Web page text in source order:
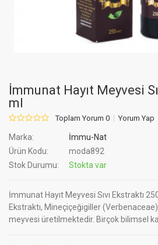
İmmunat Hayıt Meyvesi
ml
Toplam Yorum 0 Yorum Yap
Marka:
İmmu-Nat
Ürün Kodu:
moda892
Stok Durumu:
Stokta var
İmmunat Hayıt Meyvesi Sıvı Ekstraktı
Ekstraktı, Mineçiçeğigiller
meyvesi üretilmektedir. Birçok bilimsel ka